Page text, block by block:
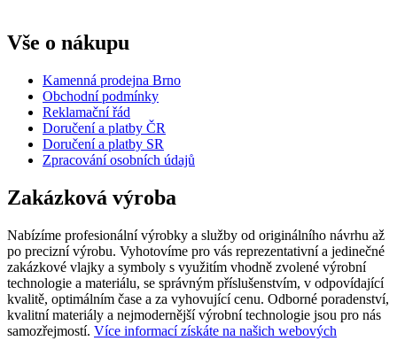
Vše o nákupu
Kamenná prodejna Brno
Obchodní podmínky
Reklamační řád
Doručení a platby ČR
Doručení a platby SR
Zpracování osobních údajů
Zakázková výroba
Nabízíme profesionální výrobky a služby od originálního návrhu až
po precizní výrobu. Vyhotovíme pro vás reprezentativní a jedinečné
zakázkové vlajky a symboly s využitím vhodně zvolené výrobní
technologie a materiálu, se správným příslušenstvím, v odpovídající
kvalitě, optimálním čase a za vyhovující cenu. Odborné poradenství,
kvalitní materiály a nejmodernější výrobní technologie jsou pro nás
samozřejmostí. Více informací získáte na našich webových